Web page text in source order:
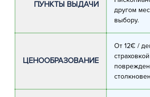
ПУНКТЫ ВЫДАЧИ
другом
выбору.
ЦЕНООБРАЗОВАНИЕ
От 12€ /